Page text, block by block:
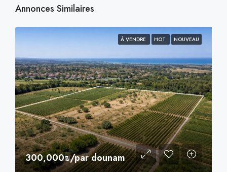
Annonces Similaires
À VENDRE HOT NOUVEAU
300,000₪/par dounam